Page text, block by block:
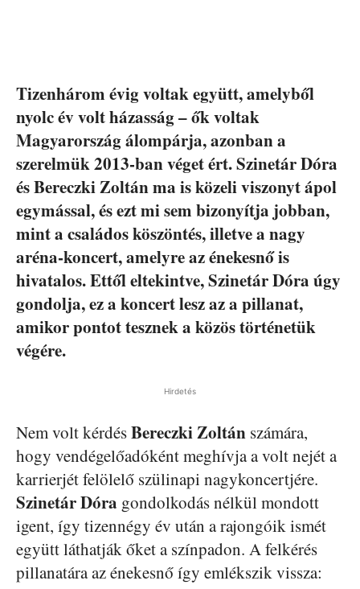
Tizenhárom évig voltak együtt, amelyből
nyolc év volt házasság – ők voltak
Magyarország álompárja, azonban a
szerelmük 2013-ban véget ért. Szinetár Dóra
és Bereczki Zoltán ma is közeli viszonyt ápol
egymással, és ezt mi sem bizonyítja jobban,
mint a családos köszöntés, illetve a nagy
aréna-koncert, amelyre az énekesnő is
hivatalos. Ettől eltekintve, Szinetár Dóra úgy
gondolja, ez a koncert lesz az a pillanat,
amikor pontot tesznek a közös történetük
végére.
Hirdetés
Nem volt kérdésBereczki Zoltán számára,
hogy vendégelőadóként meghívja a volt nejét a
karrierjét felölelő szülinapi nagykoncertjére.
Szinetár Dóra gondolkodás nélkül mondott
igent, így tizennégy év után a rajongóik ismét
együtt láthatják őket a színpadon. A felkérés
pillanatára az énekesnő így emlékszik vissza: